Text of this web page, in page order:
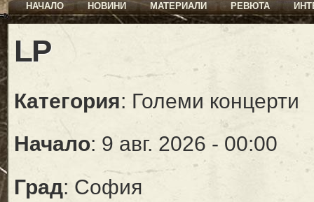
НАЧАЛО НОВИНИ МАТЕРИАЛИ РЕВЮТА
LP
Категория: Големи концерти
Начало: 9 авг. 2026 - 00:00
Град: София